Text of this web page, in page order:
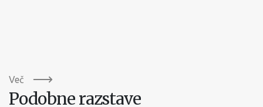
Več
Podobne razstave